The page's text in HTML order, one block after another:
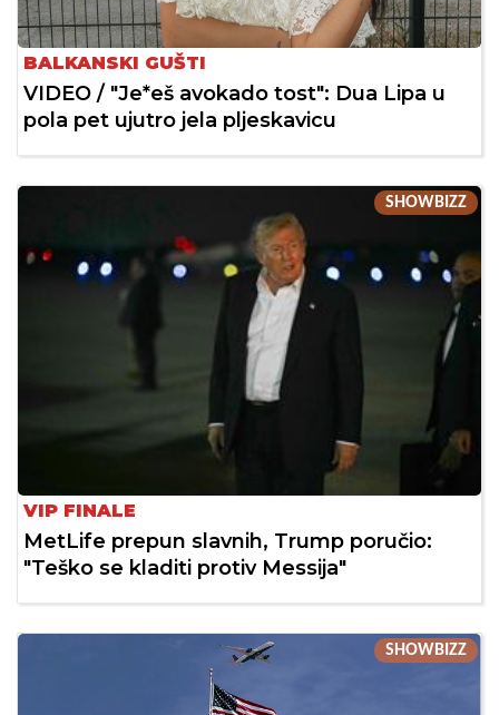
BALKANSKI GUŠTI
VIDEO / "Je*eš avokado tost": Dua Lipa u
pola pet ujutro jela pljeskavicu
SHOWBIZZ
VIP FINALE
MetLife prepun slavnih, Trump poručio:
"Teško se kladiti protiv Messija"
SHOWBIZZ